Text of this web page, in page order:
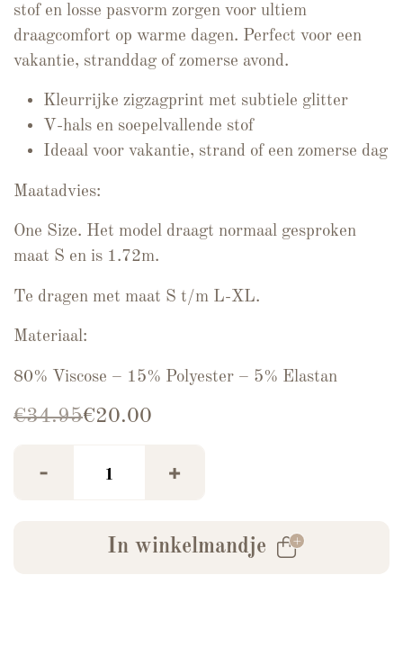
stof en losse pasvorm zorgen voor ultiem
draagcomfort op warme dagen. Perfect voor een
vakantie, stranddag of zomerse avond.
Kleurrijke zigzagprint met subtiele glitter
V-hals en soepelvallende stof
Ideaal voor vakantie, strand of een zomerse dag
Maatadvies:
One Size. Het model draagt normaal gesproken
maat S en is 1.72m.
Te dragen met maat S t/m L-XL.
Materiaal:
80% Viscose – 15% Polyester – 5% Elastan
€34.95
Oorspronkelijke prijs was: €34.95.
€20.00
Huidige prijs is: €20.00.
- +
In winkelmandje